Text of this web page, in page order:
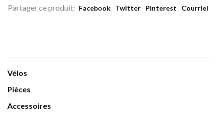
Partager ce produit: Facebook Twitter Pinterest Courriel
Vélos
Pièces
Accessoires